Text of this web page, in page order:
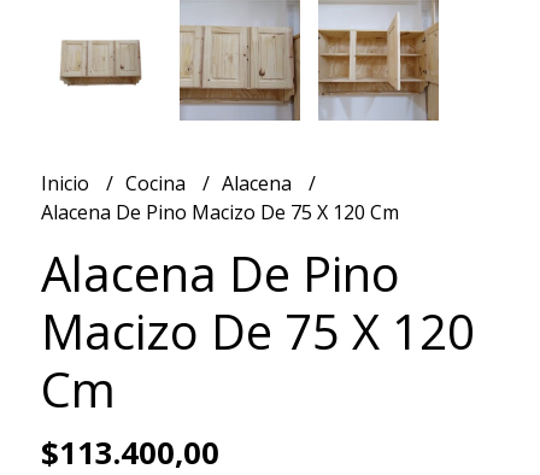
Inicio Cocina
Alacena
Alacena De Pino Macizo De 75 X 120 Cm
Alacena De Pino
Macizo De 75 X 120
Cm
$113.400,00